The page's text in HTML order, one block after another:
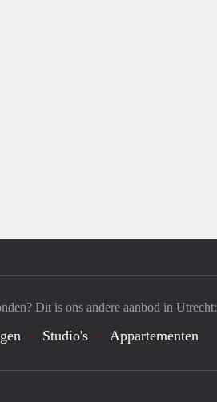
Dit is ons andere aanbod in Utrecht:
Studio's Appartementen